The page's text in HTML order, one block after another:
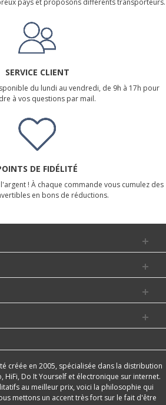
pays et proposons différents transporteurs.
SERVICE CLIENT
du lundi au vendredi, de 9h à 17h pour
à vos questions par mail.
DE FIDÉLITÉ
! À chaque commande vous cumulez des
en bons de réductions.
créée en 2005, spécialisée dans la distribution
HiFi, Do It Yourself et électronique sur internet.
au meilleur prix, voici la philosophie qui
mettons un accent très fort sur le fait d'être